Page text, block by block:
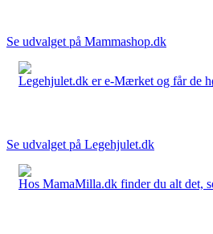
Se udvalget på Mammashop.dk
Legehjulet.dk er e-Mærket og får de
Se udvalget på Legehjulet.dk
Hos MamaMilla.dk finder du alt det,